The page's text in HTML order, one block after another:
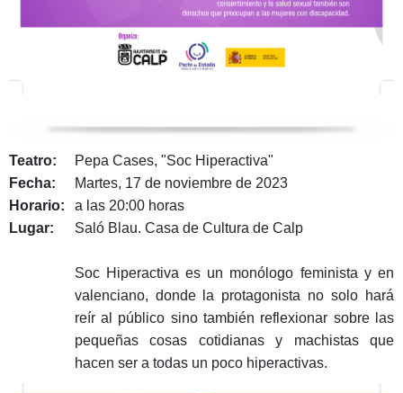
Teatro:
Pepa Cases, "Soc Hiperactiva"
Fecha:
Martes, 17 de noviembre de 2023
Horario:
a las 20:00 horas
Lugar:
Saló Blau. Casa de Cultura de Calp
Soc Hiperactiva es un monólogo feminista y en
valenciano, donde la protagonista no solo hará
reír al público sino también reflexionar sobre las
pequeñas cosas cotidianas y machistas que
hacen ser a todas un poco hiperactivas.